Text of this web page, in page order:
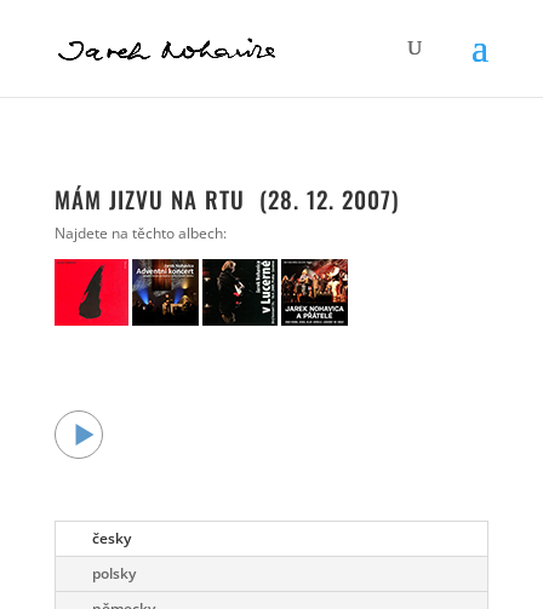
MÁM JIZVU NA RTU (28. 12. 2007)
Najdete na těchto albech:
česky
polsky